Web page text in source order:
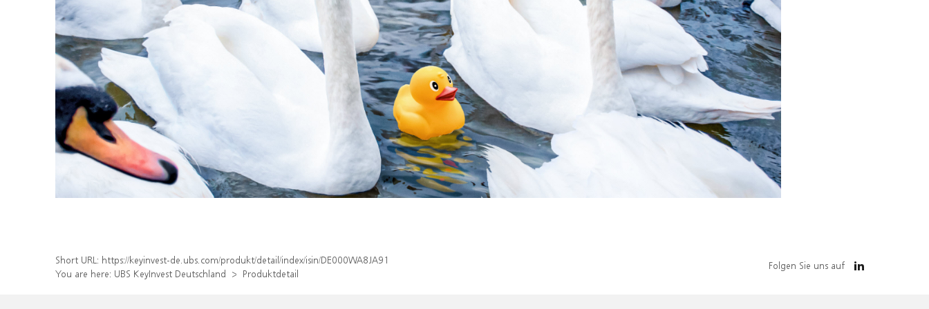
Short URL: https://keyinvest-de.ubs.com/produkt/detail/index/isin/DE000WA8JA91
You are here: UBS KeyInvest Deutschland Produktdetail
Folgen Sie uns auf